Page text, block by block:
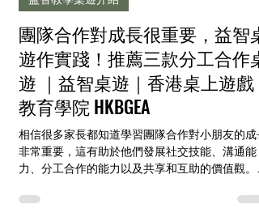
2023年8月23日 讀畢需時 4 分鐘
益智教學桌遊介紹
團隊合作對成長很重要，益智桌
遊作實踐！推薦三款分工合作桌
遊 ｜益智桌遊｜香港桌上遊戲
教育學院 HKBGEA